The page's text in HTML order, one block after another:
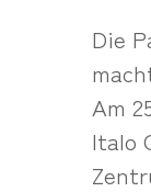
Die
Am
Italo